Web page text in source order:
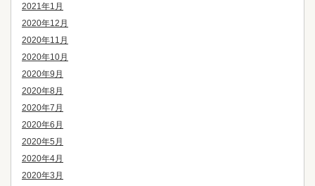
2021年1月
2020年12月
2020年11月
2020年10月
2020年9月
2020年8月
2020年7月
2020年6月
2020年5月
2020年4月
2020年3月